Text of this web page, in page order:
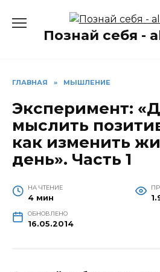
содержаниюПознай себя -
ГЛАВНАЯ » МЫШЛЕНИЕ
Эксперимент:
мыслить
как изменить
день». Часть 1
НА ЧТЕНИЕ
4 мин
ОБНОВЛЕНО
16.05.2014